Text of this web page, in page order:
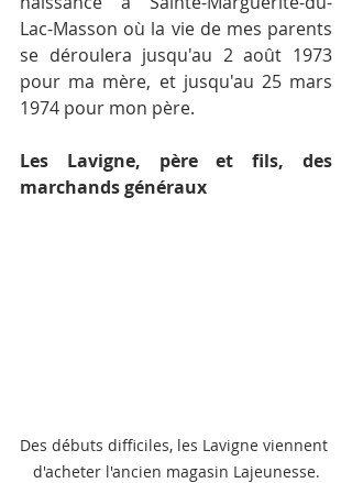
Lac-Masson où la vie de mes parents
se déroulera jusqu'au 2 août 1973
pour ma mère, et jusqu'au 25 mars
1974 pour mon père.
Les Lavigne, père et fils, des
marchands généraux
Des débuts difficiles, les Lavigne viennent
d'acheter l'ancien magasin Lajeunesse.